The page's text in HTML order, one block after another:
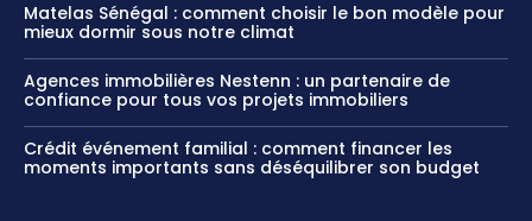
Matelas Sénégal : comment choisir le bon modèle pour
mieux dormir sous notre climat
Agences immobilières Nestenn : un partenaire de
confiance pour tous vos projets immobiliers
Crédit événement familial : comment financer les
moments importants sans déséquilibrer son budget